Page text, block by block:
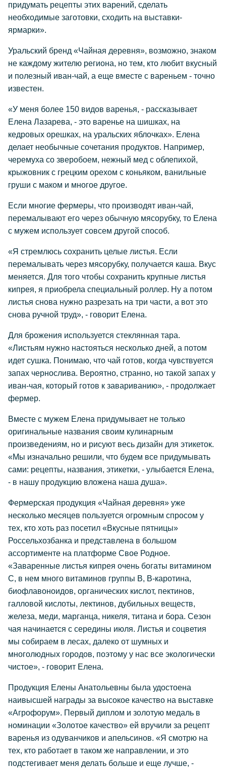
придумать рецепты этих варений, сделать
необходимые заготовки, сходить на выставки-
ярмарки».
Уральский бренд «Чайная деревня», возможно, знаком
не каждому жителю региона, но тем, кто любит вкусный
и полезный иван-чай, а еще вместе с вареньем - точно
известен.
«У меня более 150 видов варенья, - рассказывает
Елена Лазарева, - это варенье на шишках, на
кедровых орешках, на уральских яблочках». Елена
делает необычные сочетания продуктов. Например,
черемуха со зверобоем, нежный мед с облепихой,
крыжовник с грецким орехом с коньяком, ванильные
груши с маком и многое другое.
Если многие фермеры, что производят иван-чай,
перемалывают его через обычную мясорубку, то Елена
с мужем использует совсем другой способ.
«Я стремлюсь сохранить целые листья. Если
перемалывать через мясорубку, получается каша. Вкус
меняется. Для того чтобы сохранить крупные листья
кипрея, я приобрела специальный роллер. Ну а потом
листья снова нужно разрезать на три части, а вот это
снова ручной труд», - говорит Елена.
Для брожения используется стеклянная тара.
«Листьям нужно настояться несколько дней, а потом
идет сушка. Понимаю, что чай готов, когда чувствуется
запах чернослива. Вероятно, странно, но такой запах у
иван-чая, который готов к завариванию», - продолжает
фермер.
Вместе с мужем Елена придумывает не только
оригинальные названия своим кулинарным
произведениям, но и рисуют весь дизайн для этикеток.
«Мы изначально решили, что будем все придумывать
сами: рецепты, названия, этикетки, - улыбается Елена,
- в нашу продукцию вложена наша душа».
Фермерская продукция «Чайная деревня» уже
несколько месяцев пользуется огромным спросом у
тех, кто хоть раз посетил «Вкусные пятницы»
Россельхозбанка и представлена в большом
ассортименте на платформе Свое Родное.
«Заваренные листья кипрея очень богаты витамином
С, в нем много витаминов группы В, В-каротина,
биофлавоноидов, органических кислот, пектинов,
галловой кислоты, лектинов, дубильных веществ,
железа, меди, марганца, никеля, титана и бора. Сезон
чая начинается с середины июля. Листья и соцветия
мы собираем в лесах, далеко от шумных и
многолюдных городов, поэтому у нас все экологически
чистое», - говорит Елена.
Продукция Елены Анатольевны была удостоена
наивысшей награды за высокое качество на выставке
«Агрофорум». Первый диплом и золотую медаль в
номинации «Золотое качество» ей вручили за рецепт
варенья из одуванчиков и апельсинов. «Я смотрю на
тех, кто работает в таком же направлении, и это
подстегивает меня делать больше и еще лучше, -